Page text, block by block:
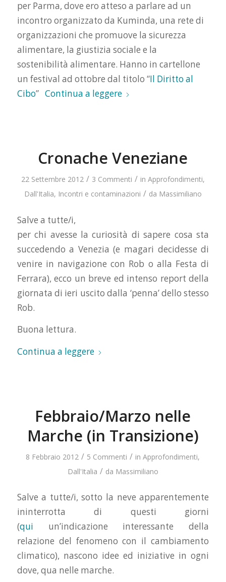
per Parma, dove ero atteso a parlare ad un
incontro organizzato da Kuminda, una rete di
organizzazioni che promuove la sicurezza
alimentare, la giustizia sociale e la
sostenibilità alimentare. Hanno in cartellone
un festival ad ottobre dal titolo “Il Diritto al
Cibo” Continua a leggere
Cronache Veneziane
22 Settembre 2012 / 3 Commenti / in Approfondimenti,
Dall'Italia, Incontri e contaminazioni / da Massimiliano
Salve a tutte/i,
per chi avesse la curiosità di sapere cosa sta
succedendo a Venezia (e magari decidesse di
venire in navigazione con Rob o alla Festa di
Ferrara), ecco un breve ed intenso report della
giornata di ieri uscito dalla ‘penna’ dello stesso
Rob.
Buona lettura.
Continua a leggere
Febbraio/Marzo nelle
Marche (in Transizione)
8 Febbraio 2012 / 5 Commenti / inApprofondimenti,
Dall'Italia / da Massimiliano
Salve a tutte/i, sotto la neve apparentemente
ininterrotta di questi giorni
(qui un’indicazione interessante della
relazione del fenomeno con il cambiamento
climatico), nascono idee ed iniziative in ogni
dove, qua nelle marche.